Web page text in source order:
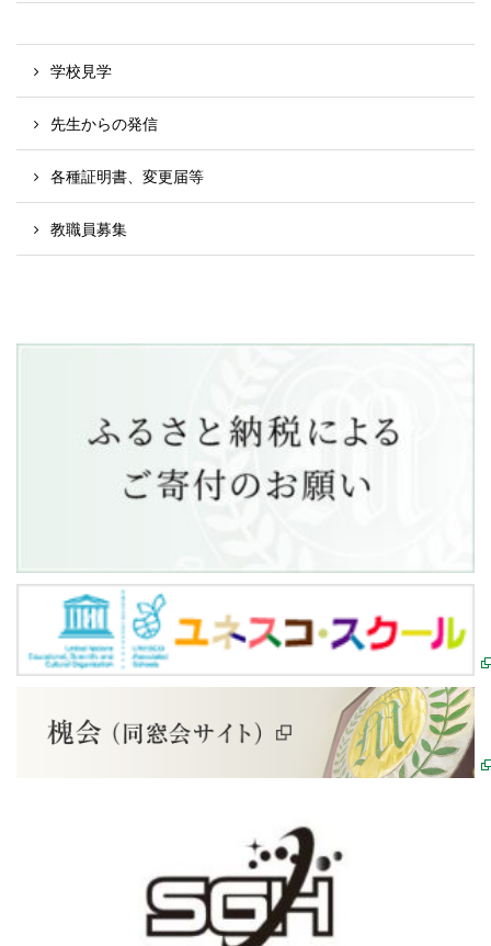
学校見学
先生からの発信
各種証明書、変更届等
教職員募集